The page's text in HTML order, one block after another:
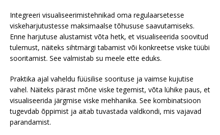
Integreeri visualiseerimistehnikad oma regulaarsetesse
viskeharjutustesse maksimaalse tõhususe saavutamiseks.
Enne harjutuse alustamist võta hetk, et visualiseerida soovitud
tulemust, näiteks sihtmärgi tabamist või konkreetse viske tüübi
sooritamist. See valmistab su meele ette eduks.
Praktika ajal vaheldu füüsilise soorituse ja vaimse kujutise
vahel. Näiteks pärast mõne viske tegemist, võta lühike paus, et
visualiseerida järgmise viske mehhanika. See kombinatsioon
tugevdab õppimist ja aitab tuvastada valdkondi, mis vajavad
parandamist.